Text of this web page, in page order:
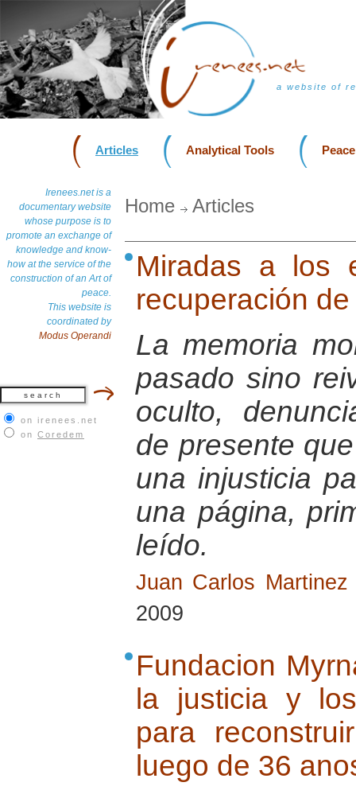
a website of
Articles Analytical Tools
Irenees.net is a
documentary website
whose purpose is to
promote an exchange of
knowledge and know-
how at the service of the
construction of an Art of
peace.
This website is
coordinated by
Modus Operandi
on irenees.net
on Coredem
Home Articles
Miradas a los
recuperación
La memoria
pasado sino
oculto,
de presente
una injusticia
una página,
leído.
Juan Carlos Martinez
2009
Fundacion
la justicia y
para
luego de 36